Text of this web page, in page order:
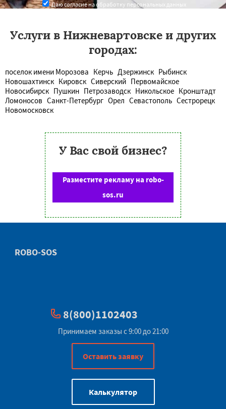
Даю согласие на обработку персональных данных
Услуги в Нижневартовске и других
городах:
поселок имени Морозова Керчь Дзержинск Рыбинск
Новошахтинск Кировск Сиверский Первомайское
Новосибирск Пушкин Петрозаводск Никольское Кронштадт
Ломоносов Санкт-Петербург Орел Севастополь Сестрорецк
Новомосковск
У Вас свой бизнес?
Разместите рекламу на robo-
sos.ru
ROBO-SOS
8(800)1102403
Принимаем заказы с 9:00 до 21:00
Оставить заявку
Калькулятор